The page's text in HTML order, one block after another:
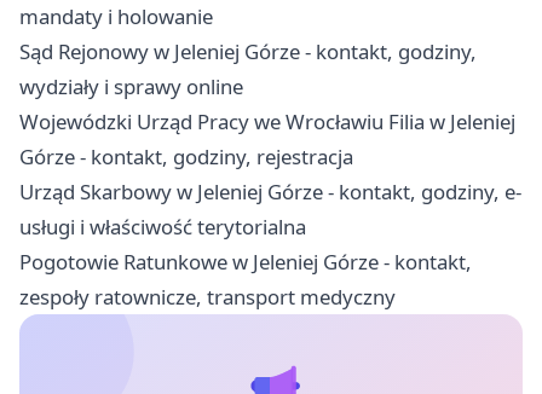
mandaty i holowanie
Sąd Rejonowy w Jeleniej Górze - kontakt, godziny,
wydziały i sprawy online
Wojewódzki Urząd Pracy we Wrocławiu Filia w Jeleniej
Górze - kontakt, godziny, rejestracja
Urząd Skarbowy w Jeleniej Górze - kontakt, godziny, e-
usługi i właściwość terytorialna
Pogotowie Ratunkowe w Jeleniej Górze - kontakt,
zespoły ratownicze, transport medyczny